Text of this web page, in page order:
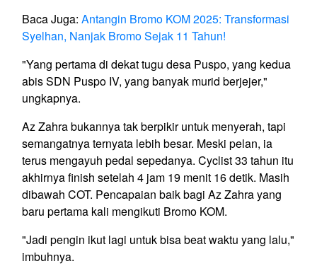
Baca Juga: Antangin Bromo KOM 2025: Transformasi
Syelhan, Nanjak Bromo Sejak 11 Tahun!
"Yang pertama di dekat tugu desa Puspo, yang kedua
abis SDN Puspo IV, yang banyak murid berjejer,"
ungkapnya.
Az Zahra bukannya tak berpikir untuk menyerah, tapi
semangatnya ternyata lebih besar. Meski pelan, ia
terus mengayuh pedal sepedanya. Cyclist 33 tahun itu
akhirnya finish setelah 4 jam 19 menit 16 detik. Masih
dibawah COT. Pencapaian baik bagi Az Zahra yang
baru pertama kali mengikuti Bromo KOM.
"Jadi pengin ikut lagi untuk bisa beat waktu yang lalu,"
imbuhnya.